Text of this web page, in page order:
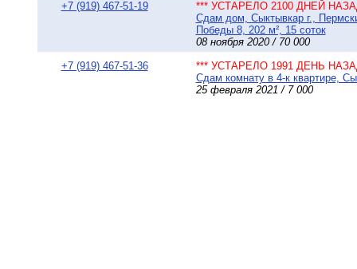
+7 (919) 467-51-19
*** УСТАРЕЛО 2100 ДНЕЙ
Сдам дом, Сыктывкар г.,
Победы 8, 202 м², 15 соток
08 ноября 2020 / 70 000
+7 (919) 467-51-36
*** УСТАРЕЛО 1991 ДЕНЬ
Сдам комнату в 4-к квартире,
25 февраля 2021 / 7 000